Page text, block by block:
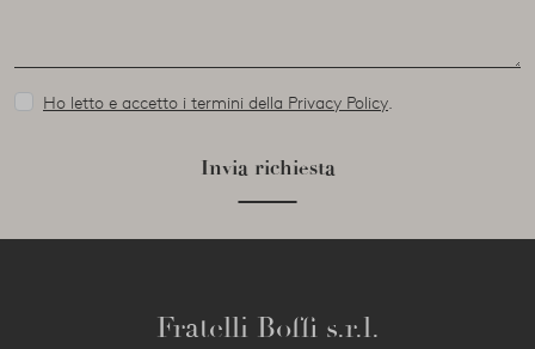
Ho letto e accetto i termini della Privacy Policy.
Invia richiesta
Fratelli Boffi s.r.l.